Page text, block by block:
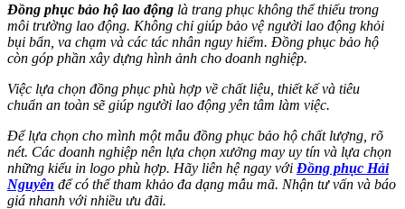
Đồng phục bảo hộ lao động là trang phục không thể thiếu trong
môi trường lao động. Không chỉ giúp bảo vệ người lao động khỏi
bụi bẩn, va chạm và các tác nhân nguy hiểm. Đồng phục bảo hộ
còn góp phần xây dựng hình ảnh cho doanh nghiệp.
Việc lựa chọn đồng phục phù hợp về chất liệu, thiết kế và tiêu
chuẩn an toàn sẽ giúp người lao động yên tâm làm việc.
Để lựa chọn cho mình một mẫu đồng phục bảo hộ chất lượng, rõ
nét. Các doanh nghiệp nên lựa chọn xưởng may uy tín và lựa chọn
những kiểu in logo phù hợp. Hãy liên hệ ngay với Đồng phục Hải
Nguyên để có thể tham khảo đa dạng mẫu mã. Nhận tư vấn và báo
giá nhanh với nhiều ưu đãi.